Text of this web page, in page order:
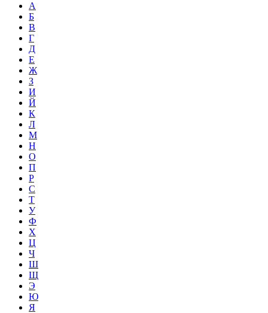
А
Б
В
Г
Д
Е
Ж
З
И
Й
К
Л
М
Н
О
П
Р
С
Т
У
Ф
Х
Ц
Ч
Ш
Щ
Э
Ю
Я